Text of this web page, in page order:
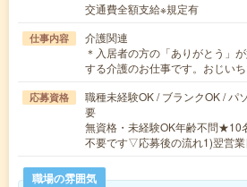
交通費全額支給※規定有
仕事内容
介護関連
＊入居者の方の「ありがとう」
する介護のお仕事です。おじい
応募資格
職種未経験OK / ブランクOK / パ
要
無資格・未経験OK年齢不問★10
不要です▽応募後の流れ1)翌営
職場の雰囲気